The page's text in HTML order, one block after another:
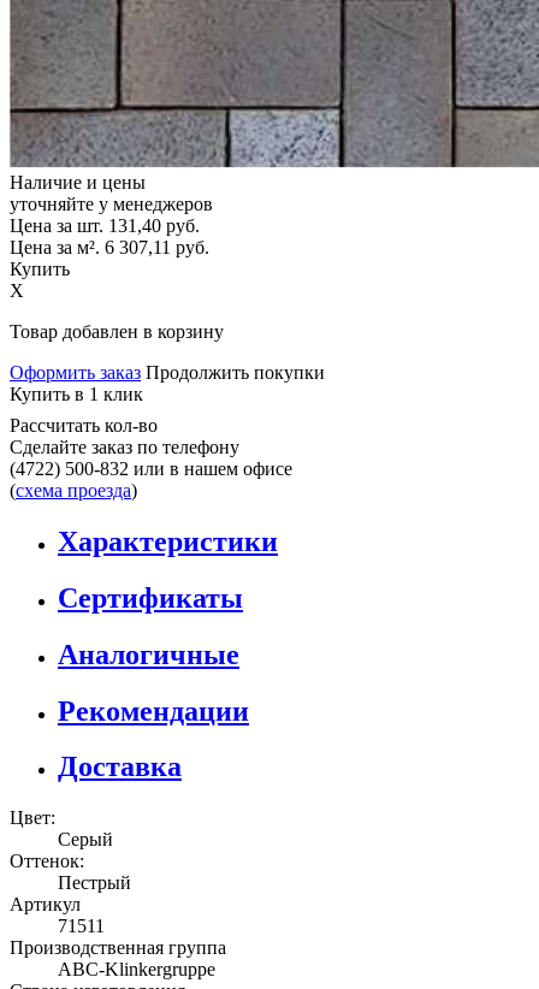
Наличие и цены
уточняйте у менеджеров
Цена за шт. 131,40 руб.
Цена за м². 6 307,11 руб.
Купить
X
Товар добавлен в корзину
Оформить заказ Продолжить покупки
Купить в 1 клик
Рассчитать кол-во
Сделайте заказ по телефону
(4722) 500-832 или в нашем офисе
(схема проезда)
Характеристики
Сертификаты
Аналогичные
Рекомендации
Доставка
Цвет:
Серый
Оттенок:
Пестрый
Артикул
71511
Производственная группа
ABC-Klinkergruppe